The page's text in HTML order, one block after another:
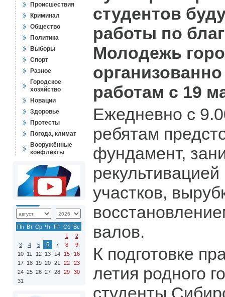
Происшествия
Криминал
Общество
Политика
Выборы
Спорт
Разное
Городское
хозяйство
Новации
Здоровье
Протесты
Погода, климат
Вооружённые
конфликты
Пн Вт Ср Чт Пт Сб Вс
1
2
3
4 5 6 7 8
9
10 11 12 13 14 15
16
17 18 19 20 21 22
23
24 25 26 27 28 29
30
31
студентов
работы по
Молодежь
работам с 19
Ежедневно с
ребятам
фундамент,
участков,
валов.
К подготовке
летия родного
студенты